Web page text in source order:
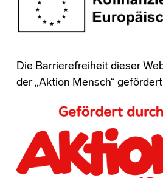
Die Barrierefreiheit dieser
der „Aktion Mensch“